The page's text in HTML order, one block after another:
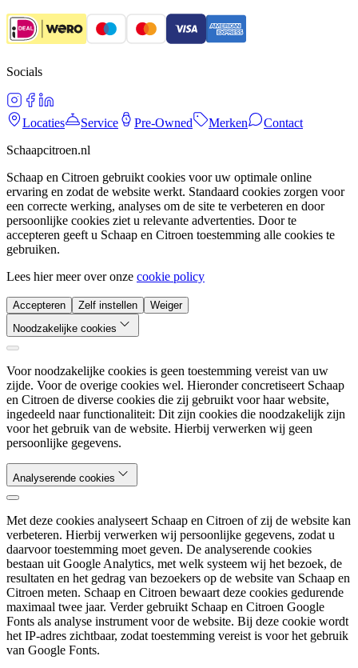
Socials
Locaties Service Pre-Owned Merken
Contact
Schaapcitroen.nl
Schaap en Citroen gebruikt cookies voor uw optimale online
ervaring en zodat de website werkt. Standaard cookies zorgen voor
een correcte werking, analyses om de site te verbeteren en door
persoonlijke cookies ziet u relevante advertenties. Door te
accepteren geeft u Schaap en Citroen toestemming alle cookies te
gebruiken.
Lees hier meer over onze cookie policy
Accepteren Zelf instellen
Weiger
Noodzakelijke cookies
Voor noodzakelijke cookies is geen toestemming vereist van uw
zijde. Voor de overige cookies wel. Hieronder concretiseert Schaap
en Citroen de diverse cookies die zij gebruikt voor haar website,
ingedeeld naar functionaliteit: Dit zijn cookies die noodzakelijk zijn
voor het gebruik van de website. Hierbij verwerken wij geen
persoonlijke gegevens.
Analyserende cookies
Met deze cookies analyseert Schaap en Citroen of zij de website kan
verbeteren. Hierbij verwerken wij persoonlijke gegevens, zodat u
daarvoor toestemming moet geven. De analyserende cookies
bestaan uit Google Analytics, met welk systeem wij het bezoek, de
resultaten en het gedrag van bezoekers op de website van Schaap en
Citroen meten. Schaap en Citroen bewaart deze cookies gedurende
maximaal twee jaar. Verder gebruikt Schaap en Citroen Google
Fonts als analyse instrument voor de website. Bij deze cookie wordt
het IP-adres zichtbaar, zodat toestemming vereist is voor het gebruik
van Google Fonts.